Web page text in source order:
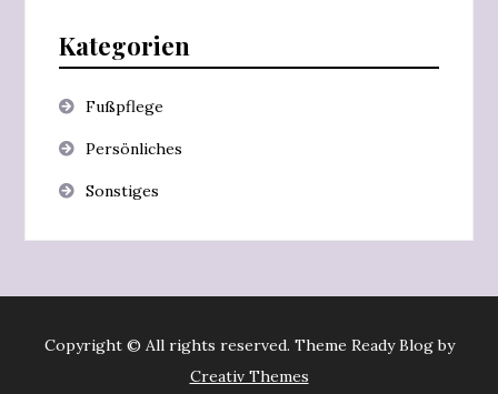
Kategorien
Fußpflege
Persönliches
Sonstiges
Copyright © All rights reserved. Theme Ready Blog by
Creativ Themes